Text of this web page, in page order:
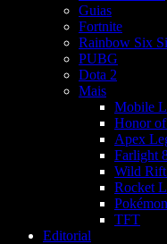
Guias
Fortnite
Rainbow Six
PUBG
Dota 2
Mais
Mobile
Honor
Apex
Farlight
Wild
Rocket
TFT
Editorial